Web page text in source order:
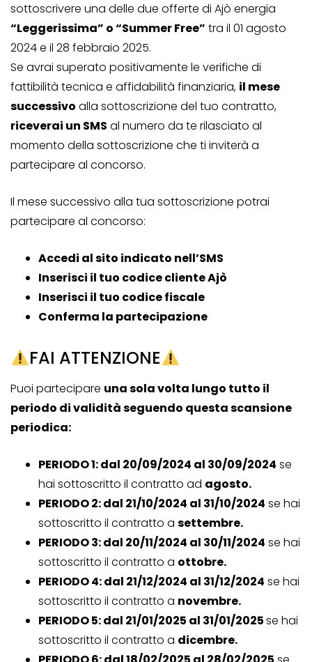
sottoscrivere una delle due offerte di Ajò energia
“Leggerissima” o “Summer Free” tra il 01 agosto
2024 e il 28 febbraio 2025.
Se avrai superato positivamente le verifiche di
fattibilità tecnica e affidabilità finanziaria, il mese
successivo alla sottoscrizione del tuo contratto,
riceverai un SMS al numero da te rilasciato al
momento della sottoscrizione che ti inviterà a
partecipare al concorso.
Il mese successivo alla tua sottoscrizione potrai
partecipare al concorso:
Accedi al sito indicato nell’SMS
Inserisci il tuo codice cliente Ajò
Inserisci il tuo codice fiscale
Conferma la partecipazione
FAI ATTENZIONE
Puoi partecipare una sola volta lungo tutto il
periodo di validità seguendo questa scansione
periodica:
PERIODO 1: dal 20/09/2024 al 30/09/2024 se
hai sottoscritto il contratto ad agosto.
PERIODO 2: dal 21/10/2024 al 31/10/2024 se hai
sottoscritto il contratto a settembre.
PERIODO 3: dal 20/11/2024 al 30/11/2024 se hai
sottoscritto il contratto a ottobre.
PERIODO 4: dal 21/12/2024 al 31/12/2024 se hai
sottoscritto il contratto a novembre.
PERIODO 5: dal 21/01/2025 al 31/01/2025se hai
sottoscritto il contratto a dicembre.